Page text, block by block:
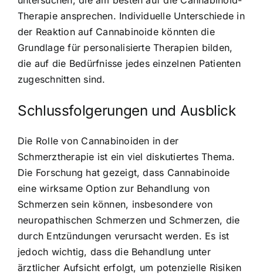
Therapie ansprechen. Individuelle Unterschiede in
der Reaktion auf Cannabinoide könnten die
Grundlage für personalisierte Therapien bilden,
die auf die Bedürfnisse jedes einzelnen Patienten
zugeschnitten sind.
Schlussfolgerungen und Ausblick
Die Rolle von Cannabinoiden in der
Schmerztherapie ist ein viel diskutiertes Thema.
Die Forschung hat gezeigt, dass Cannabinoide
eine wirksame Option zur Behandlung von
Schmerzen sein können, insbesondere von
neuropathischen Schmerzen und Schmerzen, die
durch Entzündungen verursacht werden. Es ist
jedoch wichtig, dass die Behandlung unter
ärztlicher Aufsicht erfolgt, um potenzielle Risiken